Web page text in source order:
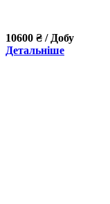
10600 ₴ / Добу
Детальніше